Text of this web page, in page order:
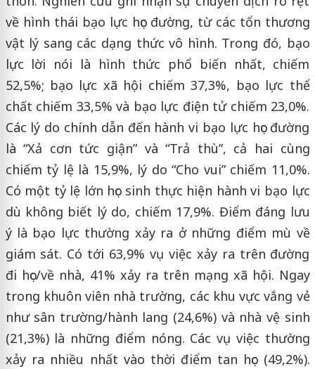
về hình thái bạo lực học đường, từ các tổn thương
vật lý sang các dạng thức vô hình. Trong đó, bạo
lực lời nói là hình thức phổ biến nhất, chiếm
52,5%; bạo lực xã hội chiếm 37,3%, bạo lực thể
chất chiếm 33,5% và bạo lực điện tử chiếm 23,0%.
Các lý do chính dẫn đến hành vi bạo lực học đường
là “Xả cơn tức giận” và “Trả thù”, cả hai cùng
chiếm tỷ lệ là 15,9%, lý do “Cho vui” chiếm 11,0%.
Có một tỷ lệ lớn học sinh thực hiện hành vi bạo lực
dù không biết lý do, chiếm 17,9%. Điểm đáng lưu
ý là bạo lực thường xảy ra ở những điểm mù về
giám sát. Có tới 63,9% vụ việc xảy ra trên đường
đi học/về nhà, 41% xảy ra trên mạng xã hội. Ngay
trong khuôn viên nhà trường, các khu vực vắng vẻ
như sân trường/hành lang (24,6%) và nhà vệ sinh
(21,3%) là những điểm nóng. Các vụ việc thường
xảy ra nhiều nhất vào thời điểm tan học (49,2%).